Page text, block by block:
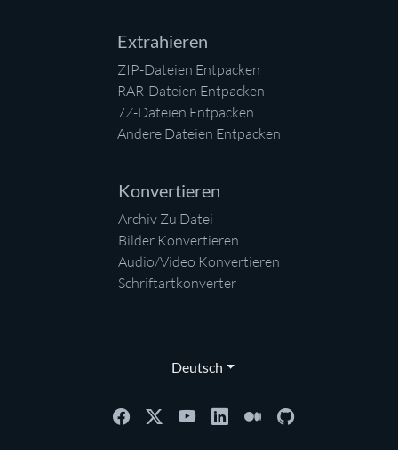
Extrahieren
ZIP-Dateien Entpacken
RAR-Dateien Entpacken
7Z-Dateien Entpacken
Andere Dateien Entpacken
Konvertieren
Archiv Zu Datei
Bilder Konvertieren
Audio/Video Konvertieren
Schriftartkonverter
Deutsch